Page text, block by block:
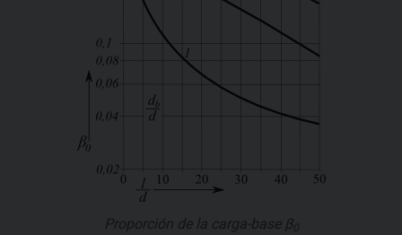
Proporción de la carga-base β0